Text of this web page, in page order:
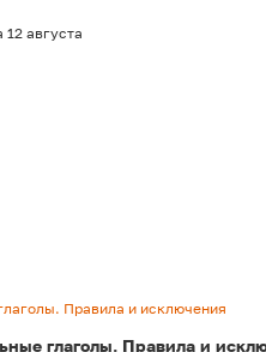
августа
Правила и исключения
глаголы. Правила и